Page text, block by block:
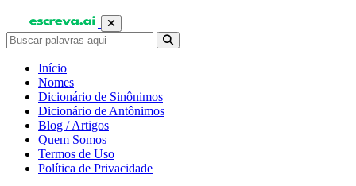
Início
Nomes
Dicionário de Sinônimos
Dicionário de Antônimos
Blog / Artigos
Quem Somos
Termos de Uso
Política de Privacidade